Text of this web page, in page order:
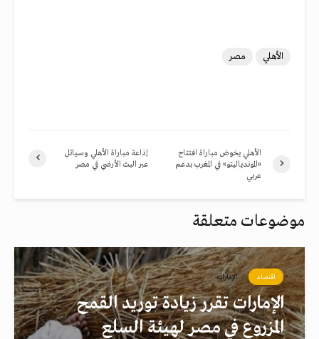
الأهلي مصر
إذاعة مباراة الأهلي وسياتل
عبر البث الأرضي في مصر
الأهلي يخوض مباراة افتتاح
«الموندياليتو» في المغرب بدعم
عربي
موضوعات متعلقة
اقتصاد الإمارات
الإمارات تقرر زيادة توريد القمح
المزروع في مصر لهيئة السلع